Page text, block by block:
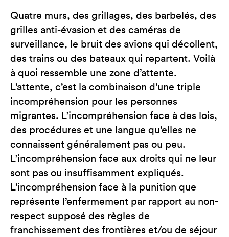
Quatre murs, des grillages, des barbelés, des
grilles anti-évasion et des caméras de
surveillance, le bruit des avions qui décollent,
des trains ou des bateaux qui repartent. Voilà
à quoi ressemble une zone d’attente.
L’attente, c’est la combinaison d’une triple
incompréhension pour les personnes
migrantes. L’incompréhension face à des lois,
des procédures et une langue qu’elles ne
connaissent généralement pas ou peu.
L’incompréhension face aux droits qui ne leur
sont pas ou insuffisamment expliqués.
L’incompréhension face à la punition que
représente l’enfermement par rapport au non-
respect supposé des règles de
franchissement des frontières et/ou de séjour